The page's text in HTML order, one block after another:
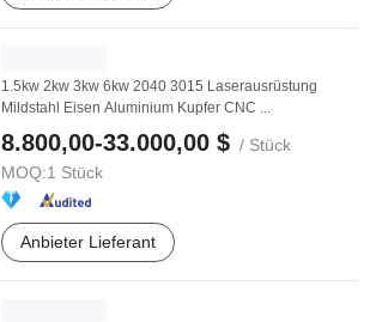
1.5kw 2kw 3kw 6kw 2040 3015 Laserausrüstung
Mildstahl Eisen Aluminium Kupfer CNC ...
8.800,00-33.000,00 $ / Stück
MOQ:1 Stück
Anbieter Lieferant